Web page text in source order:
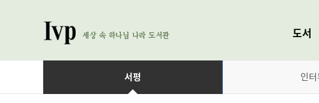
세상 속 하나님 나라 도서관 도서
신간도서
스테디셀러
서평 인